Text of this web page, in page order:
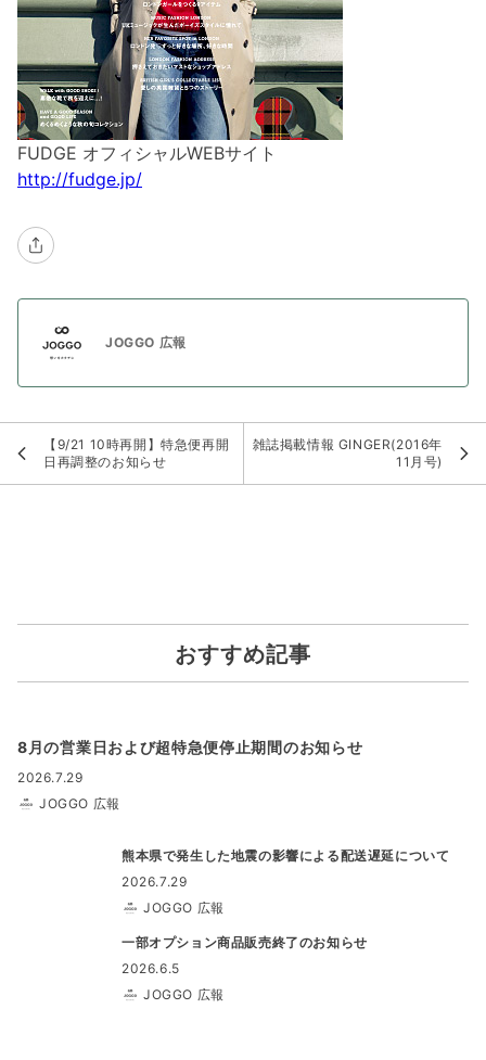
FUDGE オフィシャルWEBサイト
http://fudge.jp/
JOGGO 広報
【9/21 10時再開】特急便再開
日再調整のお知らせ
雑誌掲載情報 GINGER(2016年
11月号)
おすすめ記事
8月の営業日および超特急便停止期間のお知らせ
2026.7.29
JOGGO 広報
熊本県で発生した地震の影響による配送遅延について
2026.7.29
JOGGO 広報
一部オプション商品販売終了のお知らせ
2026.6.5
JOGGO 広報